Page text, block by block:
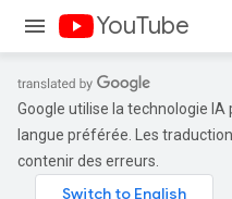
YouTube
Google utilise la technologie
langue préférée. Les
contenir des erreurs.